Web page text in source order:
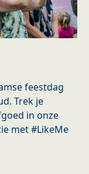
feestdag
Trek je
in onze
met #LikeMe